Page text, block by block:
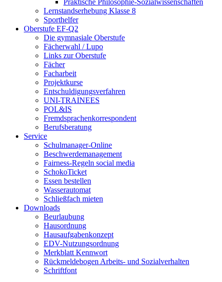
Praktische Philosophie-Sozialwissenschaften
Lernstandserhebung Klasse 8
Sporthelfer
Oberstufe EF-Q2
Die gymnasiale Oberstufe
Fächerwahl / Lupo
Links zur Oberstufe
Fächer
Facharbeit
Projektkurse
Entschuldigungsverfahren
UNI-TRAINEES
POL&IS
Fremdsprachenkorrespondent
Berufsberatung
Service
Schulmanager-Online
Beschwerdemanagement
Fairness-Regeln social media
SchokoTicket
Essen bestellen
Wasserautomat
Schließfach mieten
Downloads
Beurlaubung
Hausordnung
Hausaufgabenkonzept
EDV-Nutzungsordnung
Merkblatt Kennwort
Rückmeldebogen Arbeits- und Sozialverhalten
Schriftfont